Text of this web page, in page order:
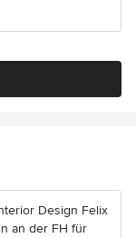
Design Felix
an der FH für